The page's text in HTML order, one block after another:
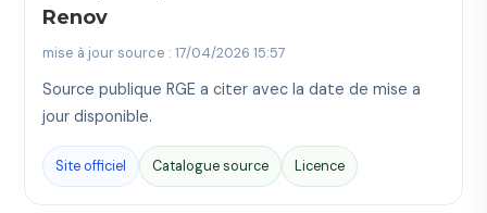
Renov
mise à jour source : 17/04/2026 15:57
Source publique RGE a citer avec la date de mise a
jour disponible.
Site officiel Catalogue source Licence